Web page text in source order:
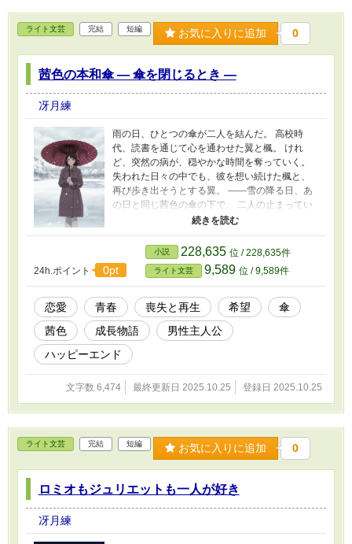
ライト文芸 完結 短編 お気に入りに追加 0
茜色の本和傘 ― 傘を閉じるとき ―
冴月練
雨の日、ひとつの傘が二人を結んだ。 高校時
代、読書を通じて心を通わせた翼と楓。 けれ
ど、突然の病が、穏やかな時間を奪っていく。
失われた日々の中でも、彼を想い続けた楓と、
再び歩き出そうとする翼。 ――雪の降る日、あ
の日と同じ茜色の傘の下で、 二人の止まってい
た時間が、そっと動き出す。 痛みを抱えながら
も「もう一度、生きたい」と願う心を描く、 静
かであたたかな再生の恋物語。
24h.ポイント 0pt
小説 228,635 位 / 228,635件
ライト文芸 9,589 位 / 9,589件
恋愛 青春 喪失と再生 希望
傘
茜色
成長物語
男性主人公
ハッピーエンド
文字数 6,474 最終更新日 2025.10.25 登録日 2025.10.25
ライト文芸 完結 短編 お気に入りに追加 0
ロミオもジュリエットも一人が好き
冴月練